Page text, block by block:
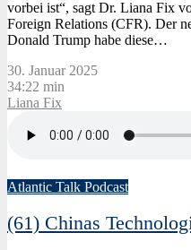
vorbei ist“, sagt Dr. Liana Fix
Foreign Relations (CFR). Der
Donald Trump habe diese…
30. Januar 2025
34:22 min
Liana Fix
Atlantic Talk Podcast
(61) Chinas